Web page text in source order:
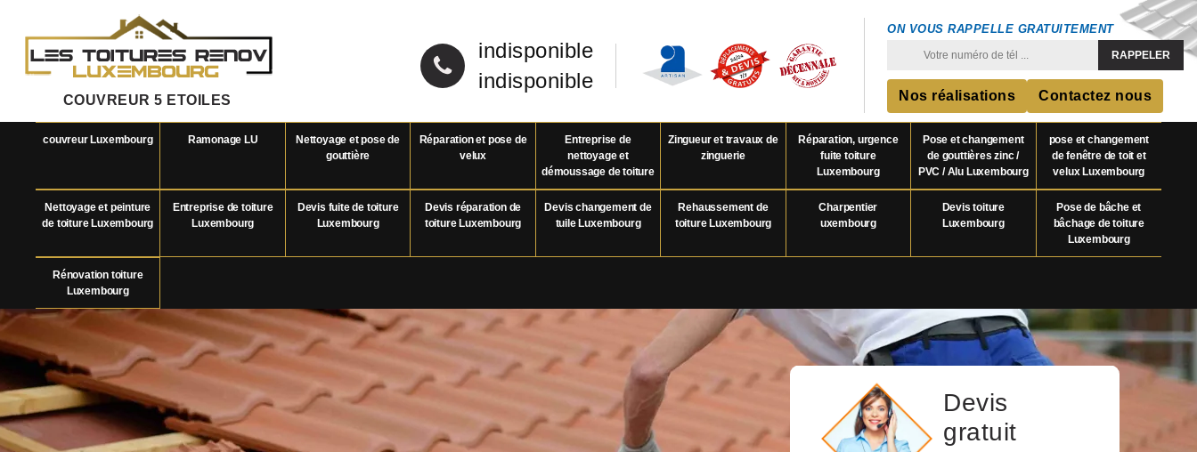
COUVREUR 5 ETOILES
indisponible
indisponible
ON VOUS RAPPELLE GRATUITEMENT
Nos réalisations Contactez nous
couvreur Luxembourg Ramonage LU
Nettoyage et pose de
gouttière
Réparation et pose de
velux
Entreprise de
nettoyage et
démoussage de toiture
Zingueur et travaux de
zinguerie
Réparation, urgence
fuite toiture
Luxembourg
Pose et changement
de gouttières zinc /
PVC / Alu Luxembourg
pose et changement
de fenêtre de toit et
velux Luxembourg
Nettoyage et peinture
de toiture Luxembourg
Entreprise de toiture
Luxembourg
Devis fuite de toiture
Luxembourg
Devis réparation de
toiture Luxembourg
Devis changement de
tuile Luxembourg
Rehaussement de
toiture Luxembourg
Charpentier
uxembourg
Devis toiture
Luxembourg
Pose de bâche et
bâchage de toiture
Luxembourg
Rénovation toiture
Luxembourg
Devis
gratuit